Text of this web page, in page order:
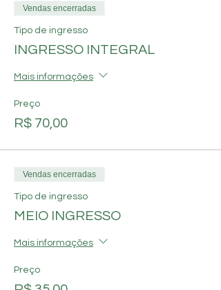
Vendas encerradas
Tipo de ingresso
INGRESSO INTEGRAL
Mais informações
Preço
R$ 70,00
Vendas encerradas
Tipo de ingresso
MEIO INGRESSO
Mais informações
Preço